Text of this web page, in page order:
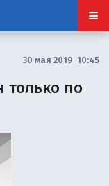
30 мая 2019 10:45
только по